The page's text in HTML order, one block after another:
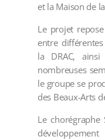
et la Maison de
Le projet
entre
la DRAC,
nombreuses
le groupe se
des Beaux-Arts
Le